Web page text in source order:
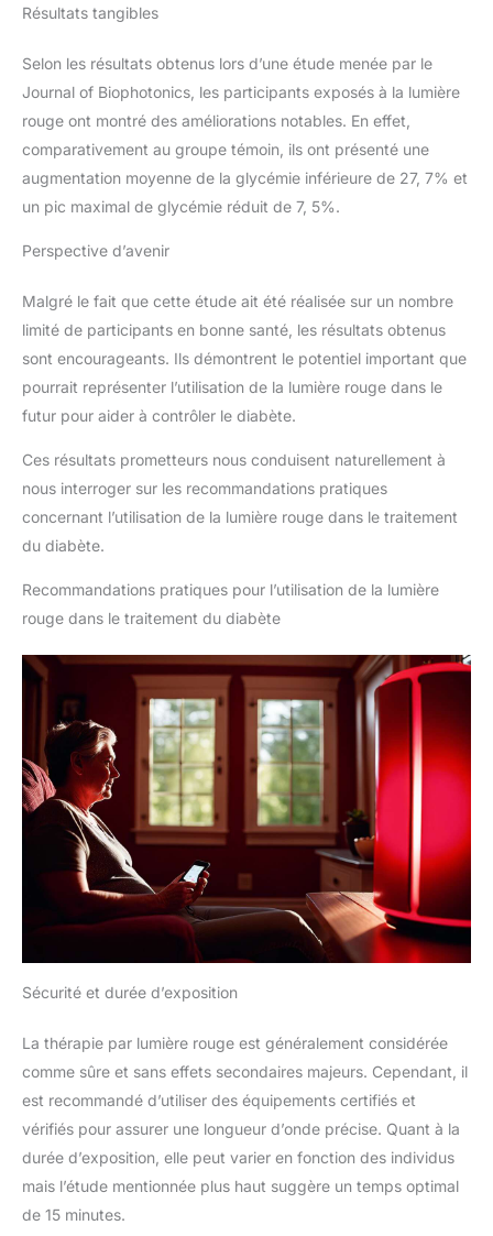
Résultats tangibles
Selon les résultats obtenus lors d’une étude menée par le
Journal of Biophotonics, les participants exposés à la lumière
rouge ont montré des améliorations notables. En effet,
comparativement au groupe témoin, ils ont présenté une
augmentation moyenne de la glycémie inférieure de 27, 7% et
un pic maximal de glycémie réduit de 7, 5%.
Perspective d’avenir
Malgré le fait que cette étude ait été réalisée sur un nombre
limité de participants en bonne santé, les résultats obtenus
sont encourageants. Ils démontrent le potentiel important que
pourrait représenter l’utilisation de la lumière rouge dans le
futur pour aider à contrôler le diabète.
Ces résultats prometteurs nous conduisent naturellement à
nous interroger sur les recommandations pratiques
concernant l’utilisation de la lumière rouge dans le traitement
du diabète.
Recommandations pratiques pour l’utilisation de la lumière
rouge dans le traitement du diabète
Sécurité et durée d’exposition
La thérapie par lumière rouge est généralement considérée
comme sûre et sans effets secondaires majeurs. Cependant, il
est recommandé d’utiliser des équipements certifiés et
vérifiés pour assurer une longueur d’onde précise. Quant à la
durée d’exposition, elle peut varier en fonction des individus
mais l’étude mentionnée plus haut suggère un temps optimal
de 15 minutes.